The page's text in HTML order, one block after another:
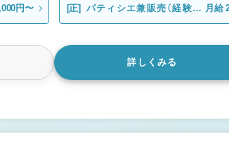
円〜 [正]
パティシエ兼販売（経験
者）
月給
詳しくみる